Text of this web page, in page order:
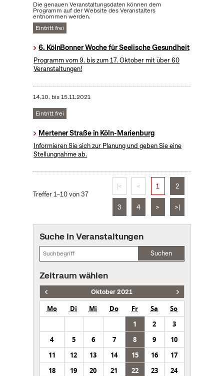
Die genauen Veranstaltungsdaten können dem
Programm auf der Website des Veranstalters
entnommen werden.
Eintritt frei
6. KölnBonner Woche für Seelische Gesundheit
Programm vom 9. bis zum 17. Oktober mit über 60
Veranstaltungen!
14.10. bis15.11.2021
Eintritt frei
Mertener Straße in Köln-Marienburg
Informieren Sie sich zur Planung und geben Sie eine
Stellungnahme ab.
Treffer 1–10 von 37
|< < 1 2
3 4 > >|
Suche in Veranstaltungen
Suchen
Zeitraum wählen
Oktober 2021
Mo Di Mi Do Fr Sa
So
1
2
3
4
5 6 7 8 9
10
11
12 13 14 15 16
17
18
19 20 21 22 23
24